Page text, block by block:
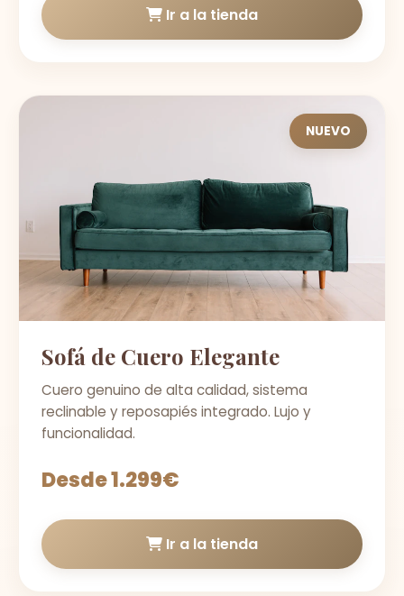
Ir a la tienda
NUEVO
Sofá de Cuero Elegante
Cuero genuino de alta calidad, sistema
reclinable y reposapiés integrado. Lujo y
funcionalidad.
Desde 1.299€
Ir a la tienda